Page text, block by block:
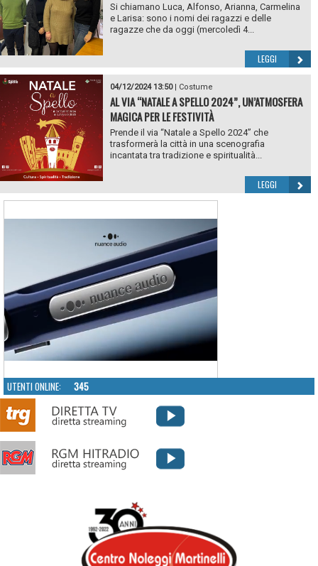
Si chiamano Luca, Alfonso, Arianna, Carmelina
e Larisa: sono i nomi dei ragazzi e delle
ragazze che da oggi (mercoledì 4...
LEGGI
04/12/2024 13:50| Costume
AL VIA “NATALE A SPELLO 2024”, UN’ATMOSFERA
MAGICA PER LE FESTIVITÀ
Prende il via “Natale a Spello 2024” che
trasformerà la città in una scenografia
incantata tra tradizione e spiritualità...
LEGGI
UTENTI ONLINE: 345